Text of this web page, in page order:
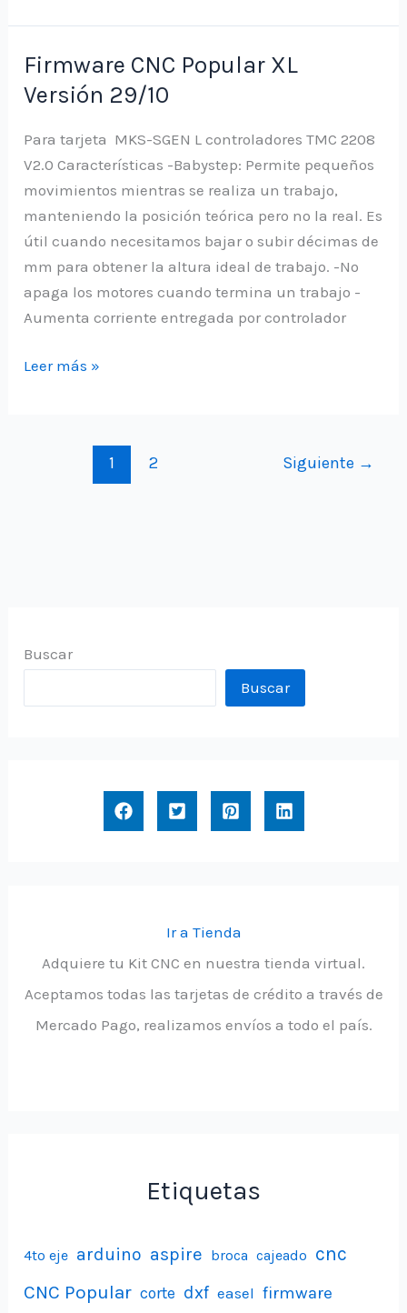
CNC
Popular
1×1
Firmware CNC Popular XL
Versión 29/10
Para tarjeta MKS-SGEN L controladores TMC 2208
V2.0 Características -Babystep: Permite pequeños
movimientos mientras se realiza un trabajo,
manteniendo la posición teórica pero no la real. Es
útil cuando necesitamos bajar o subir décimas de
mm para obtener la altura ideal de trabajo. -No
apaga los motores cuando termina un trabajo -
Aumenta corriente entregada por controlador
Firmware
Leer más »
1 2 Siguiente →
Buscar
Buscar
Ir a Tienda
Adquiere tu Kit CNC en nuestra tienda virtual.
Aceptamos todas las tarjetas de crédito a través de
Mercado Pago, realizamos envíos a todo el país.
Etiquetas
4to eje arduino aspire broca cajeado cnc
CNC Popular corte dxf easel firmware